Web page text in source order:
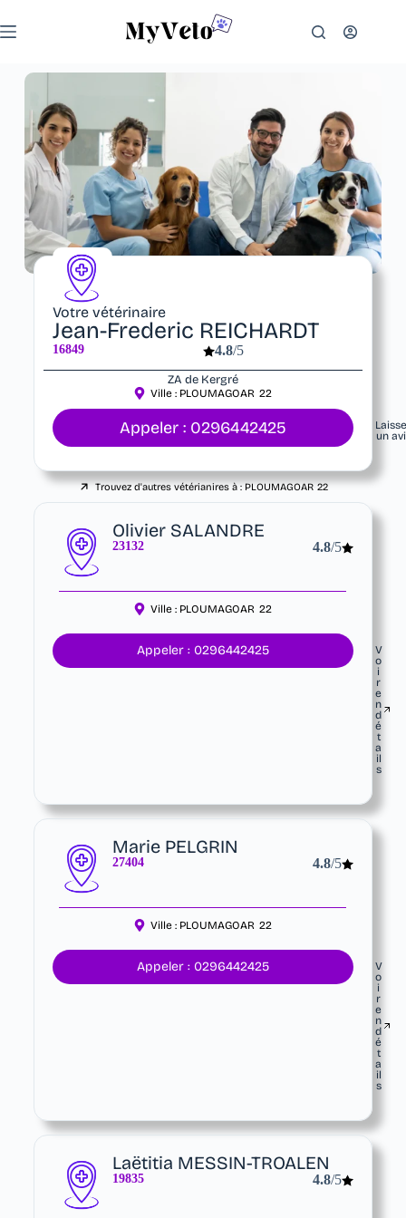
Votre vétérinaire
Jean-Frederic REICHARDT
16849 4.8/5
ZA de Kergré
Ville : PLOUMAGOAR 22
Appeler : 0296442425
un
Trouvez d'autres vétérianires à : PLOUMAGOAR 22
Olivier SALANDRE
23132 4.8/5
Ville : PLOUMAGOAR 22
Appeler : 0296442425
V
o
i
r
e
n
d
é
t
a
il
s
Marie PELGRIN
27404 4.8/5
Ville : PLOUMAGOAR 22
Appeler : 0296442425
V
o
i
r
e
n
d
é
t
a
il
s
Laëtitia MESSIN-TROALEN
19835 4.8/5